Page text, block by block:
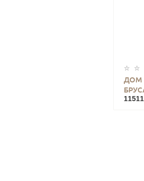
ДОМ